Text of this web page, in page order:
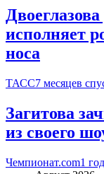
исполняет
носа
ТАСС7 месяцев
Загитова
из своего
Чемпионат.com1